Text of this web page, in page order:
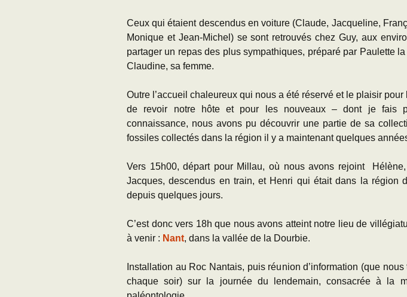
Ceux qui étaient descendus en voiture (Claude, Jacqueline,
Monique et Jean-Michel) se sont retrouvés chez Guy, aux
partager un repas des plus sympathiques, préparé par Paulette
Claudine, sa femme.
Outre l’accueil chaleureux qui nous a été réservé et le plaisir
de revoir notre hôte et pour les nouveaux – dont je fais
connaissance, nous avons pu découvrir une partie de sa
fossiles collectés dans la région il y a maintenant quelques
Vers 15h00, départ pour Millau, où nous avons rejoint
Jacques, descendus en train, et Henri qui était dans la région
depuis quelques jours.
C’est donc vers 18h que nous avons atteint notre lieu de
à venir : Nant, dans la vallée de la Dourbie.
Installation au Roc Nantais, puis réunion d’information (que nous
chaque soir) sur la journée du lendemain, consacrée à la